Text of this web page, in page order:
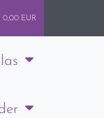
0,00 EUR